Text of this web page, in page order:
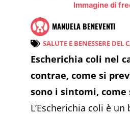
Immagine di
MANUELA BENEVENTI
SALUTE E BENESSERE DEL
Escherichia coli nel
contrae, come si
sono i sintomi, come
L’Escherichia coli è un